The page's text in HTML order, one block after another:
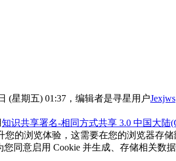
(星期五) 01:37，编辑者是寻星用户Jexjws
知识共享署名-相同方式共享 3.0 中国大陆
您的浏览体验，这需要在您的浏览器存
同意启用 Cookie 并生成、存储相关数据